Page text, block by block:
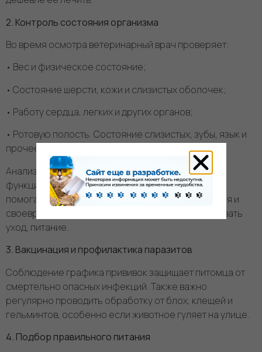
2. Контроль состояния организма
Во время осмотра ветеринарный врач проверяет:
• Вес и физическое состояние;
• Состояние шерсти, кожи и слизистых оболочек;
• Работу сердца, легких и других органов;
• Ротовую полость. Состояние слизистых, зубы, язык и
прочее.
Анализ полученных результатов о работе и
функционировании органов и систем организма
помогают определить общее состояние здоровья и
своевременно назначить лечение, скорректировать
уход, питание.
3. Вакцинация и профилактика паразитов
Соблюдение графика прививок защищает питомца от
смертельно опасных инфекций. Также важно
регулярно проводить обработку от блох, клещей и
гельминтов, особенно если животное гуляет на улице.
4. Подбор правильного питания